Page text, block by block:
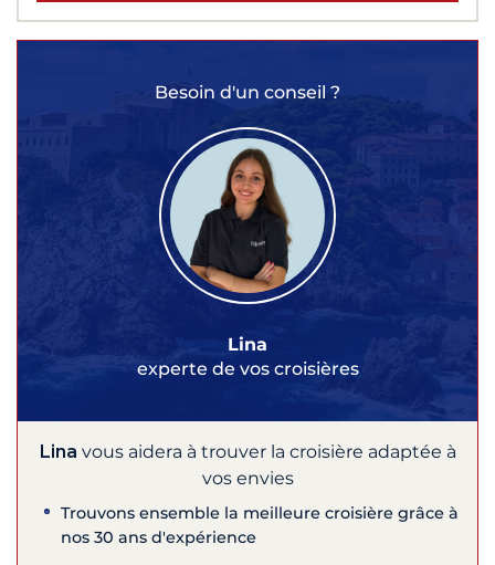
Besoin d'un conseil ?
Lina
experte de vos croisières
Lina vous aidera à trouver la croisière adaptée à
vos envies
Trouvons ensemble la meilleure croisière grâce à
nos 30 ans d'expérience